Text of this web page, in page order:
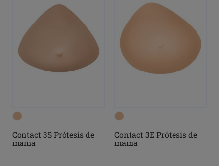
Contact 3S Prótesis de
mama
Contact 3E Prótesis de
mama